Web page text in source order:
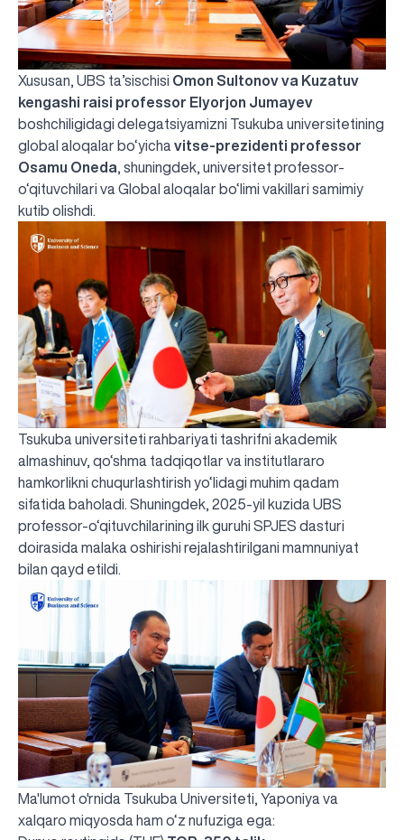
Xususan, UBS ta’sischisi Omon Sultonov va Kuzatuv
kengashi raisi professor Elyorjon Jumayev
boshchiligidagi delegatsiyamizni Tsukuba universitetining
global aloqalar bo‘yicha vitse-prezidenti professor
Osamu Oneda , shuningdek, universitet professor-
o‘qituvchilari va Global aloqalar bo‘limi vakillari samimiy
kutib olishdi.
Tsukuba universiteti rahbariyati tashrifni akademik
almashinuv, qo‘shma tadqiqotlar va institutlararo
hamkorlikni chuqurlashtirish yo‘lidagi muhim qadam
sifatida baholadi. Shuningdek, 2025-yil kuzida UBS
professor-o‘qituvchilarining ilk guruhi SPJES dasturi
doirasida malaka oshirishi rejalashtirilgani mamnuniyat
bilan qayd etildi.
Ma'lumot o'rnida Tsukuba Universiteti, Yaponiya va
xalqaro miqyosda ham o‘z nufuziga ega: